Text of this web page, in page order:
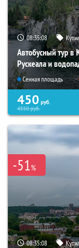
08:35:07
Автобусный тур
Рускеала и
Сенная площадь
450 руб.
4550руб.
-51%
08:35:07